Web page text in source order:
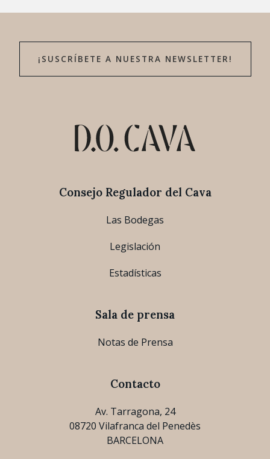
¡SUSCRÍBETE A NUESTRA NEWSLETTER!
Consejo Regulador del Cava
Las Bodegas
Legislación
Estadísticas
Sala de prensa
Notas de Prensa
Contacto
Av. Tarragona, 24
08720 Vilafranca del Penedès
BARCELONA